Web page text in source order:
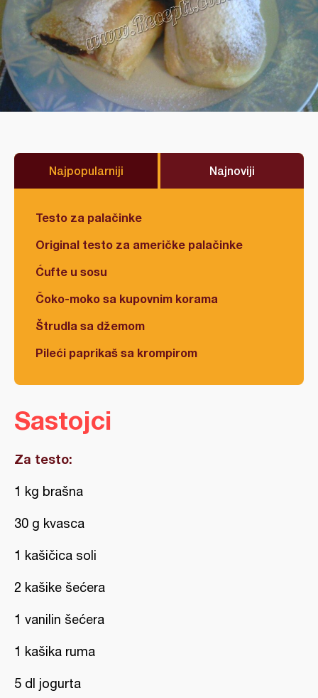
Najpopularniji Najnoviji
Testo za palačinke
Original testo za američke palačinke
Ćufte u sosu
Čoko-moko sa kupovnim korama
Štrudla sa džemom
Pileći paprikaš sa krompirom
Sastojci
Za testo:
1 kg brašna
30 g kvasca
1 kašičica soli
2 kašike šećera
1 vanilin šećera
1 kašika ruma
5 dl jogurta